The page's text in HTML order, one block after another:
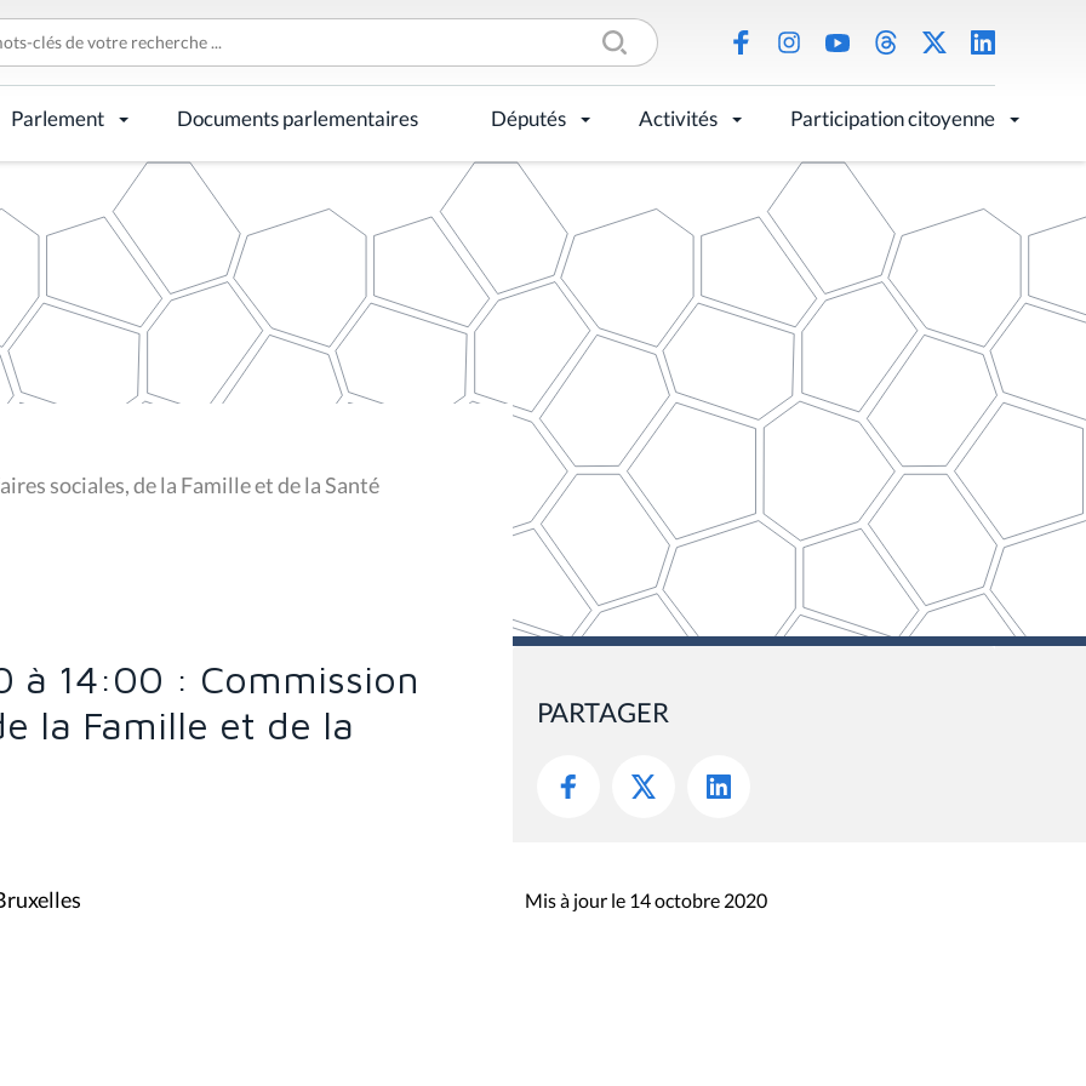
Parlement Documents parlementaires Députés Activités Participation citoyenne
sociales, de la Famille et de la Santé
à 14:00 : Commission
la Famille et de la
PARTAGER
Mis à jour le 14 octobre 2020